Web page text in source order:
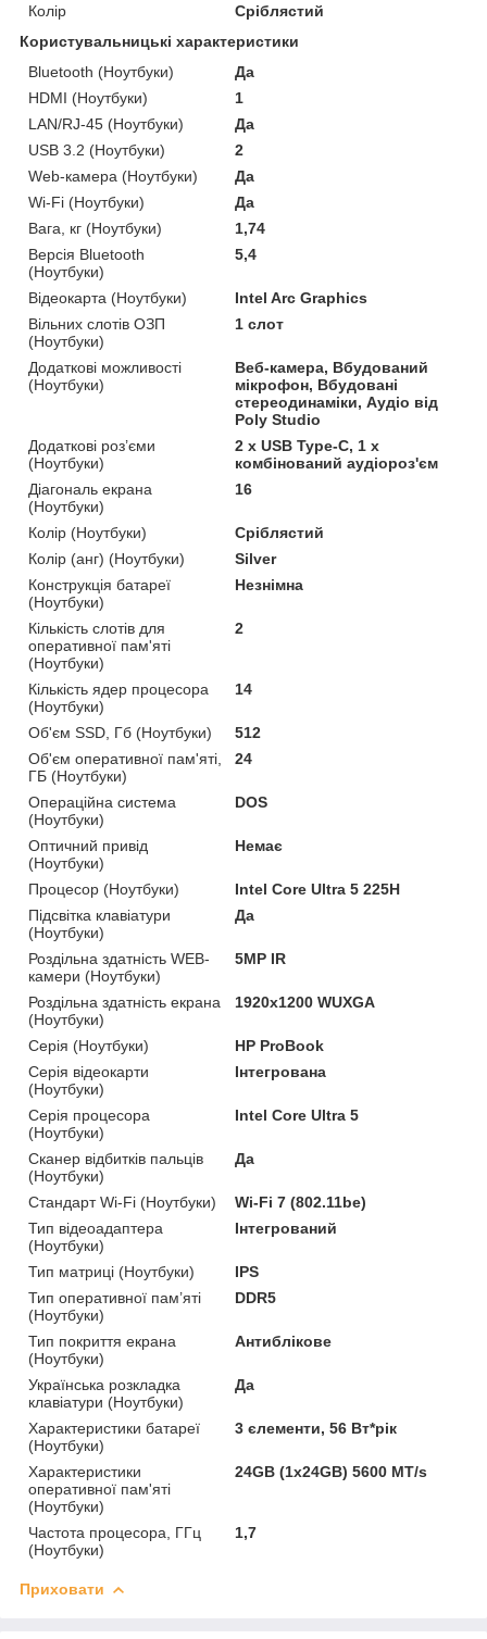
Колір
Сріблястий
Користувальницькі характеристики
Bluetooth (Ноутбуки)
Да
HDMI (Ноутбуки)
1
LAN/RJ-45 (Ноутбуки)
Да
USB 3.2 (Ноутбуки)
2
Web-камера (Ноутбуки)
Да
Wi-Fi (Ноутбуки)
Да
Вага, кг (Ноутбуки)
1,74
Версія Bluetooth
(Ноутбуки)
5,4
Відеокарта (Ноутбуки)
Intel Arc Graphics
Вільних слотів ОЗП
(Ноутбуки)
1 слот
Додаткові можливості
(Ноутбуки)
Веб-камера, Вбудований
мікрофон, Вбудовані
стереодинаміки, Аудіо від
Poly Studio
Додаткові роз’єми
(Ноутбуки)
2 x USB Type-C, 1 х
комбінований аудіороз'єм
Діагональ екрана
(Ноутбуки)
16
Колір (Ноутбуки)
Сріблястий
Колір (анг) (Ноутбуки)
Silver
Конструкція батареї
(Ноутбуки)
Незнімна
Кількість слотів для
оперативної пам'яті
(Ноутбуки)
2
Кількість ядер процесора
(Ноутбуки)
14
Об'єм SSD, Гб (Ноутбуки)
512
Об'єм оперативної пам'яті,
ГБ (Ноутбуки)
24
Операційна система
(Ноутбуки)
DOS
Оптичний привід
(Ноутбуки)
Немає
Процесор (Ноутбуки)
Intel Core Ultra 5 225H
Підсвітка клавіатури
(Ноутбуки)
Да
Роздільна здатність WEB-
камери (Ноутбуки)
5MP IR
Роздільна здатність екрана
(Ноутбуки)
1920x1200 WUXGA
Серія (Ноутбуки)
HP ProBook
Серія відеокарти
(Ноутбуки)
Інтегрована
Серія процесора
(Ноутбуки)
Intel Core Ultra 5
Сканер відбитків пальців
(Ноутбуки)
Да
Стандарт Wi-Fi (Ноутбуки)
Wi-Fi 7 (802.11be)
Тип відеоадаптера
(Ноутбуки)
Інтегрований
Тип матриці (Ноутбуки)
IPS
Тип оперативної пам’яті
(Ноутбуки)
DDR5
Тип покриття екрана
(Ноутбуки)
Антиблікове
Українська розкладка
клавіатури (Ноутбуки)
Да
Характеристики батареї
(Ноутбуки)
3 єлементи, 56 Вт*рік
Характеристики
оперативної пам'яті
(Ноутбуки)
24GB (1х24GB) 5600 MT/s
Частота процесора, ГГц
(Ноутбуки)
1,7
Приховати